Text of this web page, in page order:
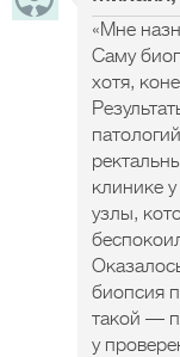
«Мне
Саму
хотя,
клинике
узлы,
биопсия
такой —
у